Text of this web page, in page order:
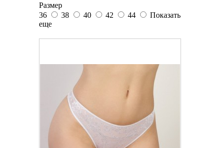
Размер
36
38 40 42 44
Показать
еще